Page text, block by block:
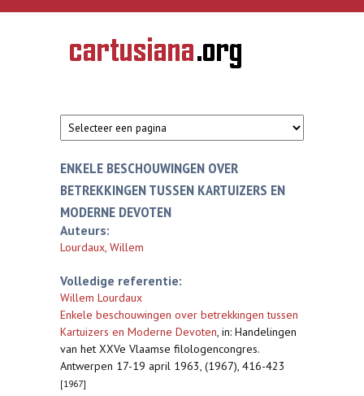
Overslaan en naar de inhoud gaan
CARTUSIANA
Geschiedenis
van de
ENKELE BESCHOUWINGEN OVER
BETREKKINGEN TUSSEN KARTUIZERS EN
MODERNE DEVOTEN
Auteurs:
Lourdaux, Willem
Volledige referentie:
Willem Lourdaux
Enkele beschouwingen over betrekkingen tussen
Kartuizers en Moderne Devoten, in: Handelingen
van het XXVe Vlaamse filologencongres.
Antwerpen 17-19 april 1963, (1967), 416-423
[1967]